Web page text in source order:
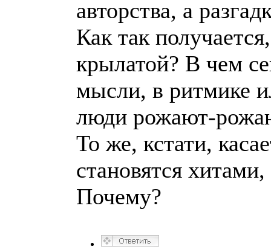
авторства, а
Как так
крылатой? В чем
мысли, в ритмике
люди рожают-
То же, кстати,
становятся
Почему?